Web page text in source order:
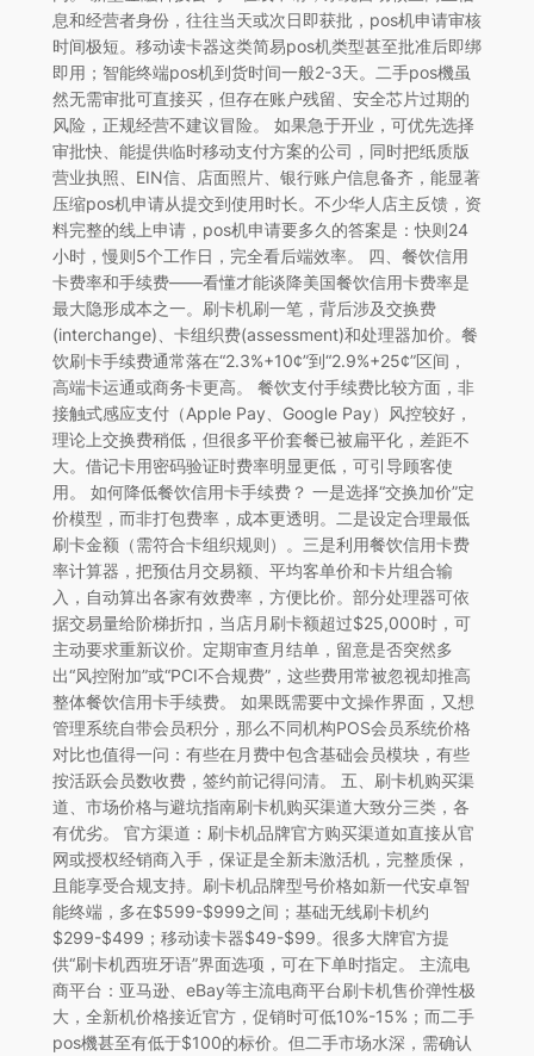
息和经营者身份，往往当天或次日即获批，pos机申请审核
时间极短。移动读卡器这类简易pos机类型甚至批准后即绑
即用；智能终端pos机到货时间一般2-3天。二手pos機虽
然无需审批可直接买，但存在账户残留、安全芯片过期的
风险，正规经营不建议冒险。 如果急于开业，可优先选择
审批快、能提供临时移动支付方案的公司，同时把纸质版
营业执照、EIN信、店面照片、银行账户信息备齐，能显著
压缩pos机申请从提交到使用时长。不少华人店主反馈，资
料完整的线上申请，pos机申请要多久的答案是：快则24
小时，慢则5个工作日，完全看后端效率。 四、餐饮信用
卡费率和手续费——看懂才能谈降美国餐饮信用卡费率是
最大隐形成本之一。刷卡机刷一笔，背后涉及交换费
(interchange)、卡组织费(assessment)和处理器加价。餐
饮刷卡手续费通常落在“2.3%+10¢”到“2.9%+25¢”区间，
高端卡运通或商务卡更高。 餐饮支付手续费比较方面，非
接触式感应支付（Apple Pay、Google Pay）风控较好，
理论上交换费稍低，但很多平价套餐已被扁平化，差距不
大。借记卡用密码验证时费率明显更低，可引导顾客使
用。 如何降低餐饮信用卡手续费？ 一是选择“交换加价”定
价模型，而非打包费率，成本更透明。二是设定合理最低
刷卡金额（需符合卡组织规则）。三是利用餐饮信用卡费
率计算器，把预估月交易额、平均客单价和卡片组合输
入，自动算出各家有效费率，方便比价。部分处理器可依
据交易量给阶梯折扣，当店月刷卡额超过$25,000时，可
主动要求重新议价。定期审查月结单，留意是否突然多
出“风控附加”或“PCI不合规费”，这些费用常被忽视却推高
整体餐饮信用卡手续费。 如果既需要中文操作界面，又想
管理系统自带会员积分，那么不同机构POS会员系统价格
对比也值得一问：有些在月费中包含基础会员模块，有些
按活跃会员数收费，签约前记得问清。 五、刷卡机购买渠
道、市场价格与避坑指南刷卡机购买渠道大致分三类，各
有优劣。 官方渠道：刷卡机品牌官方购买渠道如直接从官
网或授权经销商入手，保证是全新未激活机，完整质保，
且能享受合规支持。刷卡机品牌型号价格如新一代安卓智
能终端，多在$599-$999之间；基础无线刷卡机约
$299-$499；移动读卡器$49-$99。很多大牌官方提
供“刷卡机西班牙语”界面选项，可在下单时指定。 主流电
商平台：亚马逊、eBay等主流电商平台刷卡机售价弹性极
大，全新机价格接近官方，促销时可低10%-15%；而二手
pos機甚至有低于$100的标价。但二手市场水深，需确认